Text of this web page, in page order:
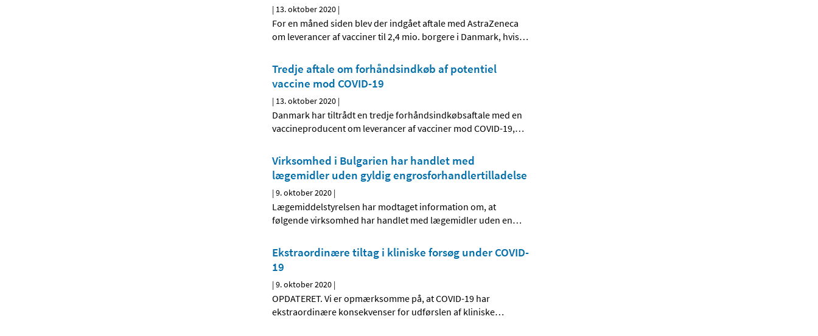
| 13. oktober 2020 |
For en måned siden blev der indgået aftale med AstraZeneca
om leverancer af vacciner til 2,4 mio. borgere i Danmark, hvis…
Tredje aftale om forhåndsindkøb af potentiel
vaccine mod COVID-19
| 13. oktober 2020 |
Danmark har tiltrådt en tredje forhåndsindkøbsaftale med en
vaccineproducent om leverancer af vacciner mod COVID-19,…
Virksomhed i Bulgarien har handlet med
lægemidler uden gyldig engrosforhandlertilladelse
|9. oktober 2020 |
Lægemiddelstyrelsen har modtaget information om, at
følgende virksomhed har handlet med lægemidler uden en…
Ekstraordinære tiltag i kliniske forsøg under COVID-
19
|9. oktober 2020 |
OPDATERET. Vi er opmærksomme på, at COVID-19 har
ekstraordinære konsekvenser for udførslen af kliniske…